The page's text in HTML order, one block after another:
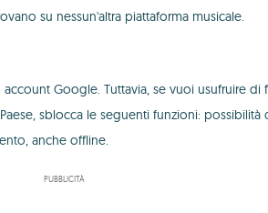
su nessun'altra piattaforma musicale.
Google. Tuttavia, se vuoi usufruire
sblocca le seguenti funzioni:
anche offline.
PUBBLICITÀ